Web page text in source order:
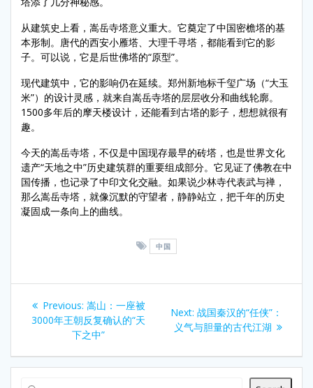
从建筑史上看，嵩岳寺塔意义重大。它奠定了中国密檐塔的基
本形制。唐代的西安小雁塔、大理千寻塔，都能看到它的影
子。可以说，它是后世佛塔的“原型”。
现代建筑中，它的影响仍在延续。郑州新地标千玺广场（“大玉
米”）的设计灵感，就来自嵩岳寺塔的层层收分和曲线轮廓。
1500多年后的摩天楼设计，还能看到古塔的影子，想想就很有
趣。
今天的嵩岳寺塔，不仅是中国现存最早的砖塔，也是世界文化
遗产“天地之中”历史建筑群的重要组成部分。它见证了佛教在中
国传播，也记录了中印文化交融。如果说少林寺代表武与禅，
那么嵩岳寺塔，就像沉默的守望者，静静站立，把千年的历史
凝固成一条向上的曲线。
中国
Post
navigation
Previous: Previous
post:
嵩山：一座被
3000年王朝反复确认的“天
下之中”
Next: Next
post:
战国秦汉的“任侠”：
义气与胆量的古代江湖